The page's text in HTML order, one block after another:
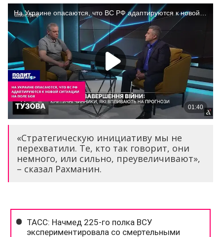
«Стратегическую инициативу мы не
перехватили. Те, кто так говорит, они
немного, или сильно, преувеличивают»,
– сказал Рахманин.